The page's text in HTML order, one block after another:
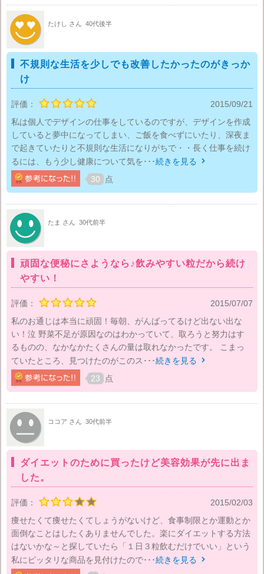
たけし さん 40代後半
不規則な生活を少しでも改善したかったのがきっか
け
評価：
2015/09/21
私は個人でデザインの仕事をしているのですが、デザインを作成
していると夢中になってしまい、ご飯を食べずにいたり、深夜ま
で起きていたりと不規則な生活になりがちで・・長く仕事を続け
るには、もう少し健康について気を･･･続きを見る 
30 点
たま さん 30代前半
頑固な便秘にさようなら♪飲みやすい粒だから続け
やすい！
評価：
2015/07/07
私のお通じは本当に頑固！毎朝、がんばってるけど出ない出な
い！泣 野菜不足が原因なのはわかっていて、取ろうと努力はす
るものの、なかなかたくさんの量は取れなかったです。 こまっ
ていたところ、見つけたのがこのス･･･続きを見る 
23 点
ココア さん 30代前半
ダイエットのために買ったけど美容効果が先に出ま
した。
評価：
2015/02/03
痩せたくて痩せたくてしょうがないけど、食事制限とか運動とか
面倒なことはしたくありませんでした。楽にダイエットする方法
はないかな～と探していたら「１日３粒飲むだけでいい」という
私にピッタリな商品を見付けたので･･･続きを見る 